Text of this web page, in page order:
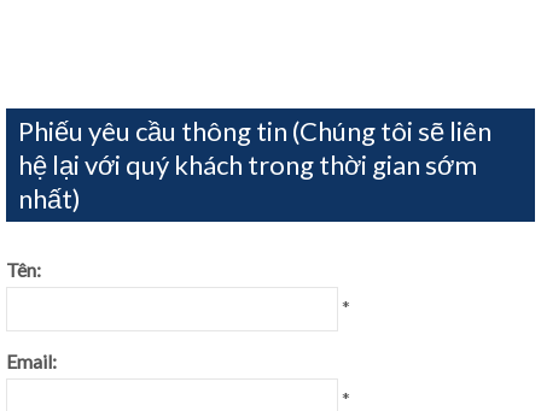
Phiếu yêu cầu thông tin (Chúng tôi sẽ liên
hệ lại với quý khách trong thời gian sớm
nhất)
Tên:
*
Email:
*